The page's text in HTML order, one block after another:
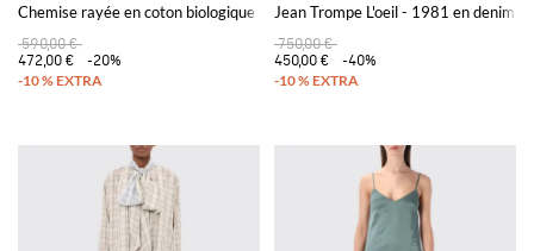
Chemise rayée en coton biologique
590,00 €
472,00 €
-20%
Jean Trompe L'oeil - 1981 en denim
750,00 €
450,00 €
-40%